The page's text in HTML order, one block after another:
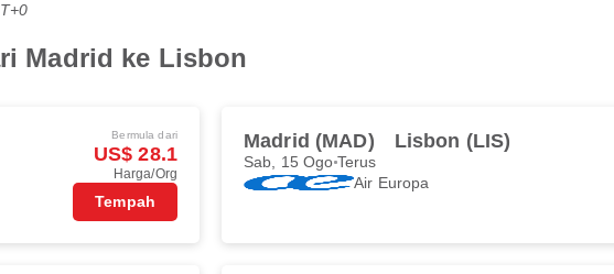
Madrid ke Lisbon
Bermula dari
US$ 28.1
Harga/Org
Tempah
Madrid (MAD) Lisbon (LIS)
Sab, 15 Ogo Terus
Air Europa